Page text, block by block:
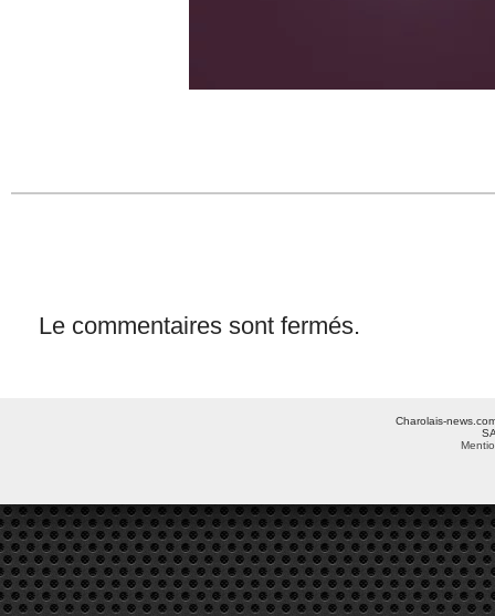
Le commentaires sont fermés.
Charolais-